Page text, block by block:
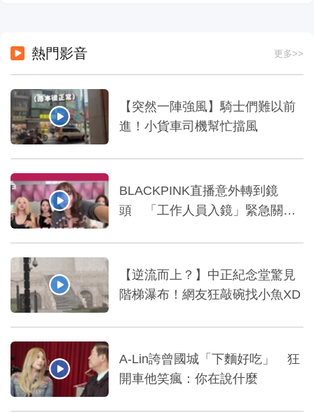
熱門影音 更多>>
【突然一陣強風】騎士們難以前
進！小貨車司機幫忙擋風
BLACKPINK直播意外轉到鏡
頭 「工作人員入鏡」緊急關播
【逆流而上？】中正紀念堂驚見
階梯瀑布！網友狂敲碗找小魚XD
A-Lin誇曾國城「下麵好吃」 狂
開車他笑瘋：你在說什麼